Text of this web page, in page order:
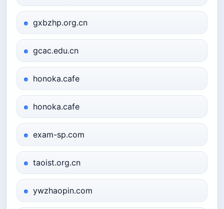
gxbzhp.org.cn
gcac.edu.cn
honoka.cafe
honoka.cafe
exam-sp.com
taoist.org.cn
ywzhaopin.com